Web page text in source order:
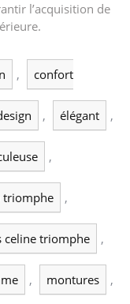
l’acquisition de
, confort
, élégant ,
,
triomphe ,
celine triomphe ,
, montures ,